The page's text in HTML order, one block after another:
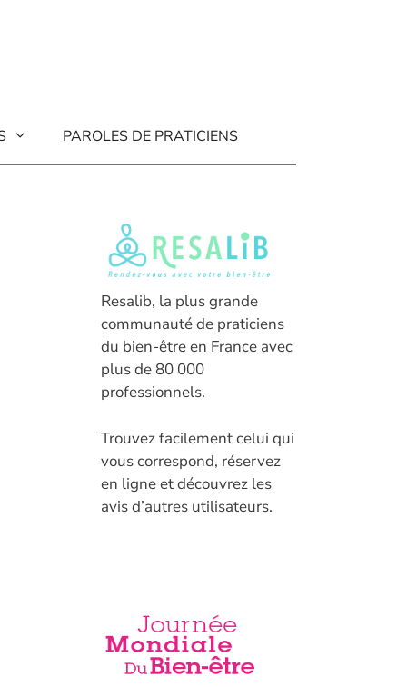
PAROLES DE PRATICIENS
Resalib, la plus grande
communauté de praticiens
du bien-être en France avec
plus de 80 000
professionnels.
Trouvez facilement celui qui
vous correspond, réservez
en ligne et découvrez les
avis d’autres utilisateurs.